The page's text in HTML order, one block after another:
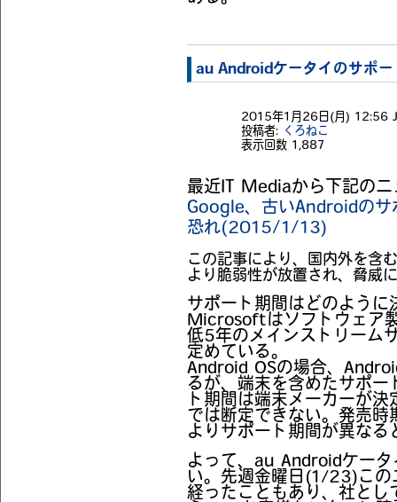
au Androidケータイのサポー
2015年1月26日(月) 12:56
投稿者:
くろねこ
表示回数 1,887
最近IT Mediaから下記のニ
Google、古いAndroidの
恐れ(2015/1/13)
この記事により、国内外を含
より脆弱性が放置され、脅威
サポート期間はどのよう
Microsoftはソフトウェア
低5年のメインストリーム
定めている。
Android OSの場合、
るが、端末を含めたサポー
ト期間は端末メーカーが
では断定できない。発売
よりサポート期間が異なる
よって、au Androidケー
い。先週金曜日(1/23)この
経ったこともあり、社とし